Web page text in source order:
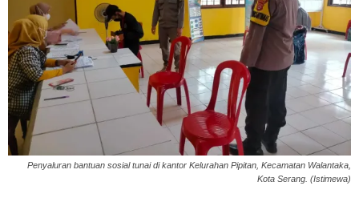
Penyaluran bantuan sosial tunai di kantor Kelurahan Pipitan, Kecamatan Walantaka,
Kota Serang. (Istimewa)